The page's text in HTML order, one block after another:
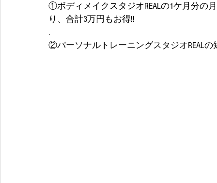
①ボディメイクスタジオREALの1ケ月分の
り、合計3万円もお得‼️
.
②パーソナルトレーニングスタジオREALの